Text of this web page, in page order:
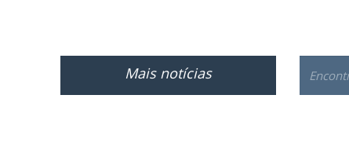
Mais notícias